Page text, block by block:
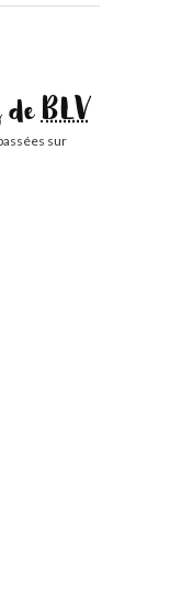
deBLV
sur